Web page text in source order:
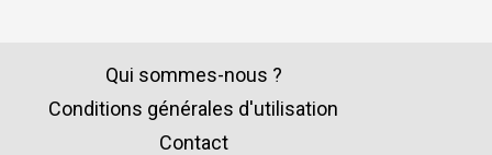
Qui sommes-nous ?
Conditions générales d'utilisation
Contact